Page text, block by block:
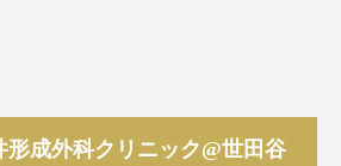
成外科クリニック@世田谷